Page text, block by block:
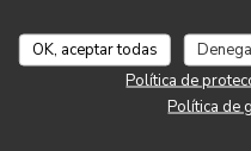
OK, aceptar todas
Política de
Política de
Servicio:4/5 Ambiente:4/